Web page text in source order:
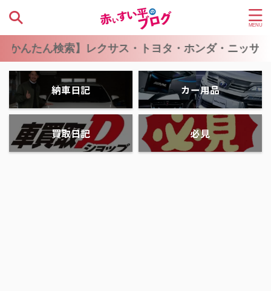
たん検索】レクサス・トヨタ・ホンダ・ニッサン
納車日記 カー用品
買取日記 必見